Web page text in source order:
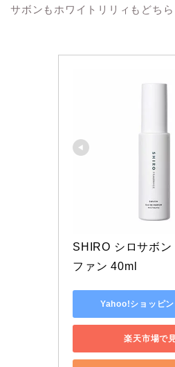
サボンもホワイトリリィもどちら
SHIRO シロサボン
ファン 40ml
Yahoo!ショッピン
楽天市場で